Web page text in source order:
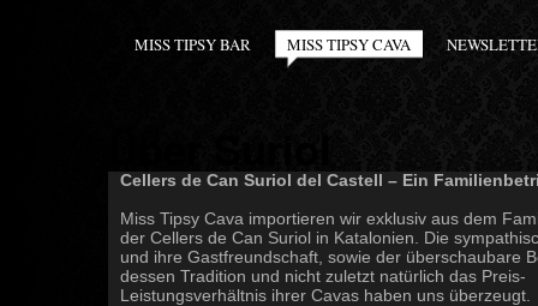
MISS TIPSY BAR MISS TIPSY CAVA
Cellers de Can Suriol del Castell – Ein
Miss Tipsy Cava importieren wir exklusiv aus dem
der Cellers de Can Suriol in Katalonien. Die
und ihre Gastfreundschaft, sowie der überschaubare
dessen Tradition und nicht zuletzt natürlich das Preis-
Leistungsverhältnis ihrer Cavas haben uns überzeugt.